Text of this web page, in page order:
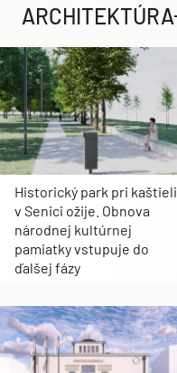
ARCHITEKTÚRA
Historický park pri kaštieli
v Senici ožije. Obnova
národnej kultúrnej
pamiatky vstupuje do
ďalšej fázy